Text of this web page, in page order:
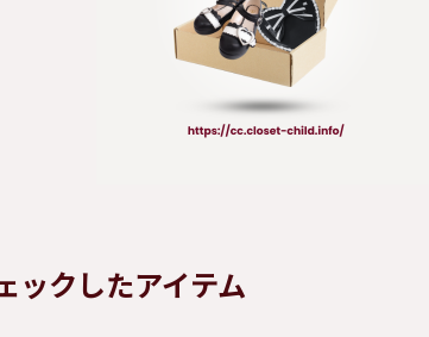
ックしたアイテム